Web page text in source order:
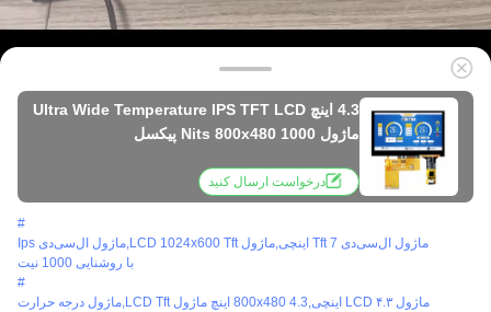
4.3 اینچ Ultra Wide Temperature IPS TFT LCD
ماژول 1000 Nits 800x480 پیکسل
درخواست ارسال کنید
#
ماژول ال‌سی‌دی Tft 7 اینچی,ماژول LCD 1024x600 Tft,ماژول ال‌سی‌دی Ips
با روشنایی 1000 نیت
#
ماژول LCD ۴.۳ اینچی,800x480 4.3 اینچ ماژول LCD Tft,ماژول درجه حرارت